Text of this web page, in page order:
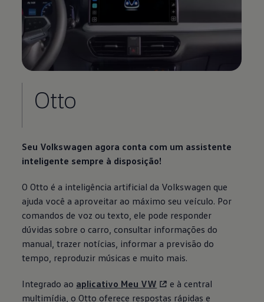
Otto
Seu Volkswagen agora conta com um assistente
inteligente sempre à disposição!
O Otto é a inteligência artificial da Volkswagen que
ajuda você a aproveitar ao máximo seu veículo. Por
comandos de voz ou texto, ele pode responder
dúvidas sobre o carro, consultar informações do
manual, trazer notícias, informar a previsão do
tempo, reproduzir músicas e muito mais.
Integrado ao aplicativo Meu VW
e à central
multimídia, o Otto oferece respostas rápidas e